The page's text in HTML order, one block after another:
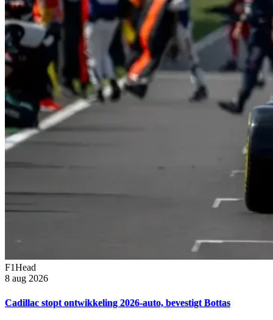
F1Head
8 aug 2026
Cadillac stopt ontwikkeling 2026-auto, bevestigt Bottas